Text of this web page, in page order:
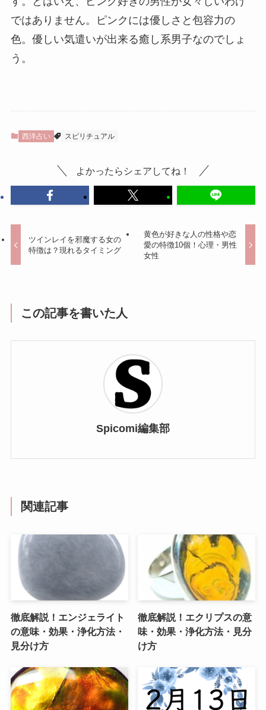
ではありません。ピンクには優しさと包容力の
色。優しい気遣いが出来る癒し系男子なのでしょ
う。
西洋占い スピリチュアル
よかったらシェアしてね！
ツインレイを邪魔する女の
特徴は？現れるタイミング
黄色が好きな人の性格や恋
愛の特徴10個！心理・男性
女性
この記事を書いた人
Spicomi編集部
関連記事
徹底解説！エンジェライト
の意味・効果・浄化方法・
見分け方
徹底解説！エクリプスの意
味・効果・浄化方法・見分
け方